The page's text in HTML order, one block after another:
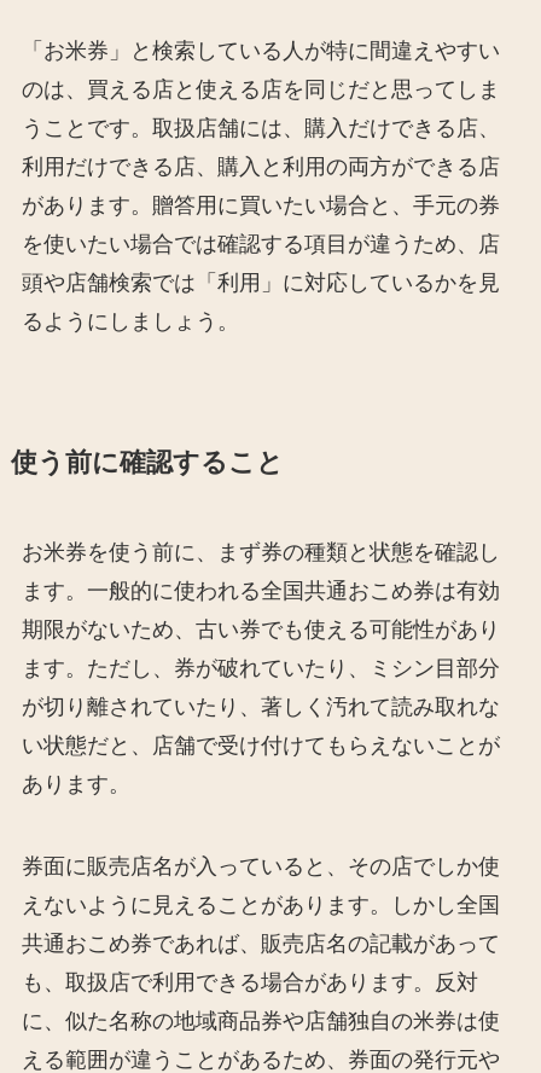
「お米券」と検索している人が特に間違えやすい
のは、買える店と使える店を同じだと思ってしま
うことです。取扱店舗には、購入だけできる店、
利用だけできる店、購入と利用の両方ができる店
があります。贈答用に買いたい場合と、手元の券
を使いたい場合では確認する項目が違うため、店
頭や店舗検索では「利用」に対応しているかを見
るようにしましょう。
使う前に確認すること
お米券を使う前に、まず券の種類と状態を確認し
ます。一般的に使われる全国共通おこめ券は有効
期限がないため、古い券でも使える可能性があり
ます。ただし、券が破れていたり、ミシン目部分
が切り離されていたり、著しく汚れて読み取れな
い状態だと、店舗で受け付けてもらえないことが
あります。
券面に販売店名が入っていると、その店でしか使
えないように見えることがあります。しかし全国
共通おこめ券であれば、販売店名の記載があって
も、取扱店で利用できる場合があります。反対
に、似た名称の地域商品券や店舗独自の米券は使
える範囲が違うことがあるため、券面の発行元や